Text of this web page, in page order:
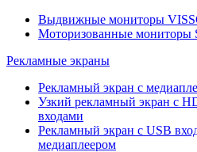
Выдвижные мониторы
Моторизованные мониторы
Рекламные экраны
Рекламный экран с
Узкий рекламный экран с
входами
Рекламный экран с USB
медиаплеером